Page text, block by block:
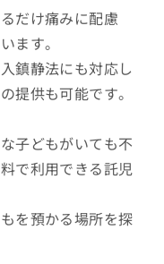
だけ痛みに配慮
ます。
鎮静法にも対応し
提供も可能です。
子どもがいても不
で利用できる託児
を預かる場所を探